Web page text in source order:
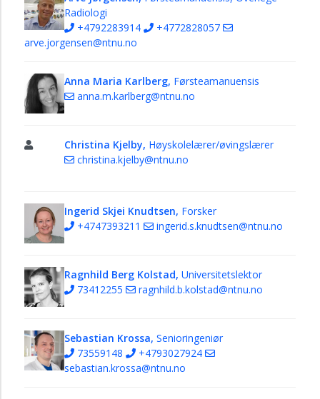
Radiologi
+4792283914
+4772828057
arve.jorgensen@ntnu.no
Anna Maria Karlberg, Førsteamanuensis
anna.m.karlberg@ntnu.no
Christina Kjelby, Høyskolelærer/øvingslærer
christina.kjelby@ntnu.no
Ingerid Skjei Knudtsen, Forsker
+4747393211
ingerid.s.knudtsen@ntnu.no
Ragnhild Berg Kolstad, Universitetslektor
73412255
ragnhild.b.kolstad@ntnu.no
Sebastian Krossa, Senioringeniør
73559148
+4793027924
sebastian.krossa@ntnu.no